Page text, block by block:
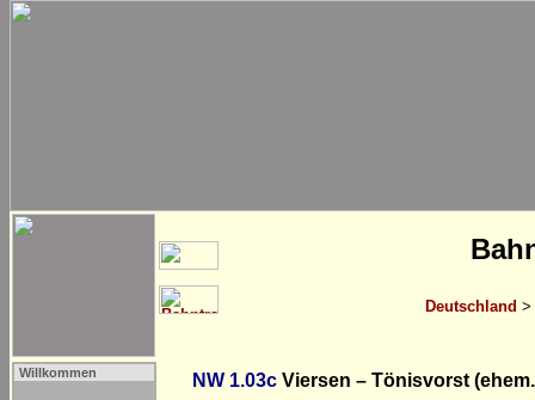
Deutschland >
Willkommen NW 1.03c Viersen – Tönisvorst